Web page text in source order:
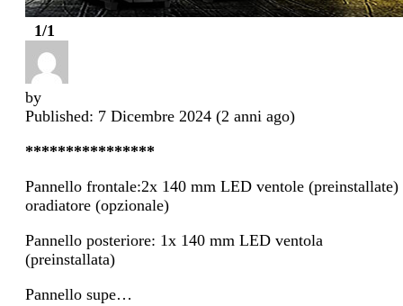
1/1
by
Published: 7 Dicembre 2024 (2 anni ago)
****************
Pannello frontale:2x 140 mm LED ventole (preinstallate)
oradiatore (opzionale)
Pannello posteriore: 1x 140 mm LED ventola
(preinstallata)
Pannello supe…